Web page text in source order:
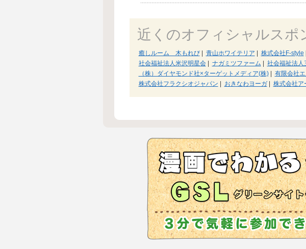
近くのオフィシャルスポ
癒しルーム 木もれび| 青山ホワイテリア 株式会社F-style
社会福祉法人米沢明星会| ナガミツファーム 社会福祉法人
（株）ダイヤモンド社×ターゲットメディア(株)| 有限会社
株式会社フラクシオジャパン
おきなわヨーガ| 株式会社ア